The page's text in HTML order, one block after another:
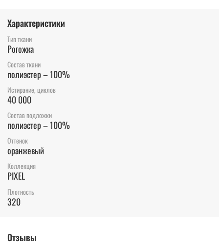
Характеристики
Тип ткани
Рогожка
Состав ткани
полиэстер – 100%
Истирание, циклов
40 000
Состав подложки
полиэстер – 100%
Оттенок
оранжевый
Коллекция
PIXEL
Плотность
320
Отзывы